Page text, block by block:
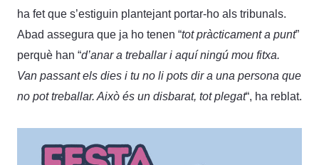
ha fet que s’estiguin plantejant portar-ho als tribunals.
Abad assegura que ja ho tenen “tot pràcticament a punt”
perquè han “d’anar a treballar i aquí ningú mou fitxa.
Van passant els dies i tu no li pots dir a una persona que
no pot treballar. Això és un disbarat, tot plegat“, ha reblat.